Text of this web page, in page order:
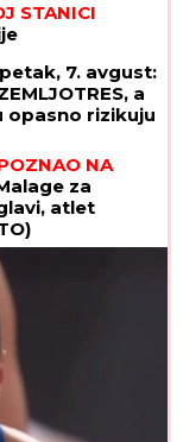
STANICI
7. avgust:
a
opasno rizikuju
NA
za
atlet